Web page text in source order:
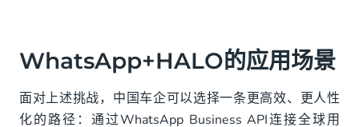
WhatsApp+HALO的应用场景
面对上述挑战，中国车企可以选择一条更高效、更人性
化的路径：通过WhatsApp Business API连接全球用